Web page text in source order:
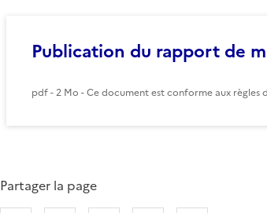
Publication du rapport de
pdf - 2 Mo - Ce document est conforme aux règles
Partager la page